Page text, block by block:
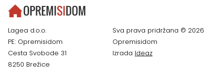
Lagea d.o.o.
PE: Opremisidom
Cesta Svobode 31
8250 Brežice
Sva prava pridržana © 2026
Opremisidom
Izrada Ideaz